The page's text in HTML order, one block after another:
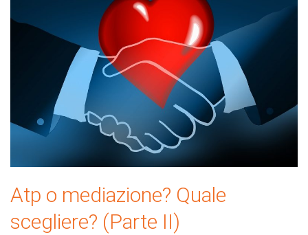
Atp o mediazione? Quale
scegliere? (Parte II)